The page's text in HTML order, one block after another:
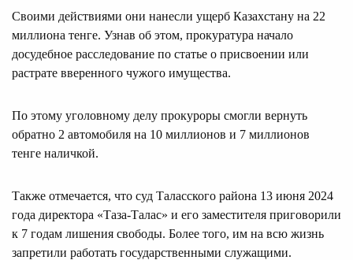
Своими действиями они нанесли ущерб Казахстану на 22
миллиона тенге. Узнав об этом, прокуратура начало
досудебное расследование по статье о присвоении или
растрате вверенного чужого имущества.
По этому уголовному делу прокуроры смогли вернуть
обратно 2 автомобиля на 10 миллионов и 7 миллионов
тенге наличкой.
Также отмечается, что суд Таласского района 13 июня 2024
года директора «Таза-Талас» и его заместителя приговорили
к 7 годам лишения свободы. Более того, им на всю жизнь
запретили работать государственными служащими.